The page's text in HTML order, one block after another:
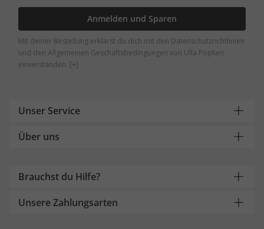
Anmelden und Sparen
Mit deiner Bestellung erklärst du dich mit den Datenschutzrichtlinien
und den Allgemeinen Geschäftsbedingungen von Ulla Popken
einverstanden. [+]
Unser Service
Über uns
Brauchst du Hilfe?
Unsere Zahlungsarten